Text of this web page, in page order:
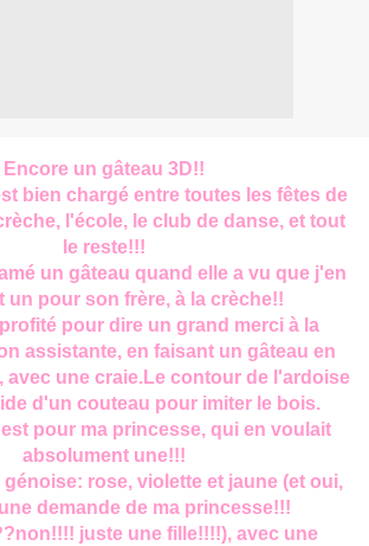
Encore un gâteau 3D!!
bien chargé entre toutes les fêtes de
l'école, le club de danse, et tout
le reste!!!
un gâteau quand elle a vu que j'en
un pour son frère, à la crèche!!
pour dire un grand merci à la
assistante, en faisant un gâteau en
avec une craie.Le contour de l'ardoise
d'un couteau pour imiter le bois.
pour ma princesse, qui en voulait
absolument une!!!
rose, violette et jaune (et oui,
demande de ma princesse!!!
juste une fille!!!!), avec une